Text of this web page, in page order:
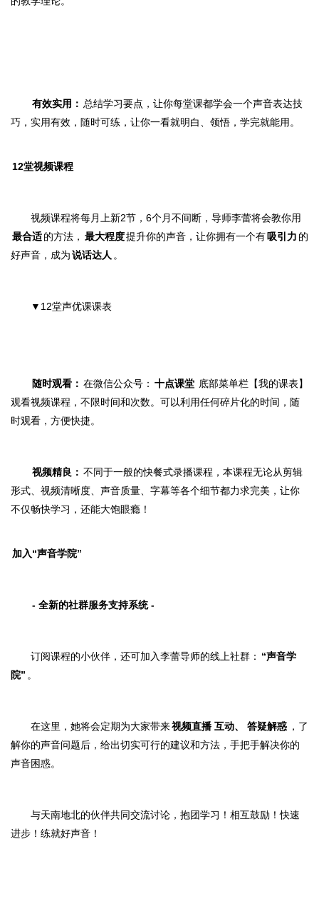
有效实用： 总结学习要点，让你每堂课都学会一个声音表达技
巧，实用有效， 随时可练， 让你一看就明白、领悟， 学完就能用。
12堂视频课程
视频课程将每月上新2节，6个月不间断 ，导师李蕾将会教你用
最合适的方法， 最大程度提升你的声音，让你拥有一个有 吸引力 的
好声音，成为说话达人 。
▼ 12堂声优课课表
随时观看： 在微信公众号： 十点课堂 底部菜单栏【我的课表】
观看视频课程，不限时间和次数。可以利用任何碎片化的时间，随
时观看，方便快捷。
视频精良： 不同于一般的快餐式录播课程，本课程无论从剪辑
形式、视频清晰度、声音质量、字幕等各个细节都力求完美， 让你
不仅畅快学习，还能大饱眼瘾！
加入“声音学院”
- 全新的社群服务支持系统 -
订阅课程的小伙伴，还可加入李蕾导师的线上社群： “声音学
院” 。
在这里，她将会定期为大家带来视频直播 互动、 答疑解惑 ，了
解你的声音问题后，给出切实可行的建议和方法，手把手解决你的
声音困惑。
与天南地北的伙伴共同交流讨论， 抱团学习！相互鼓励！快速
进步！ 练就好声音！